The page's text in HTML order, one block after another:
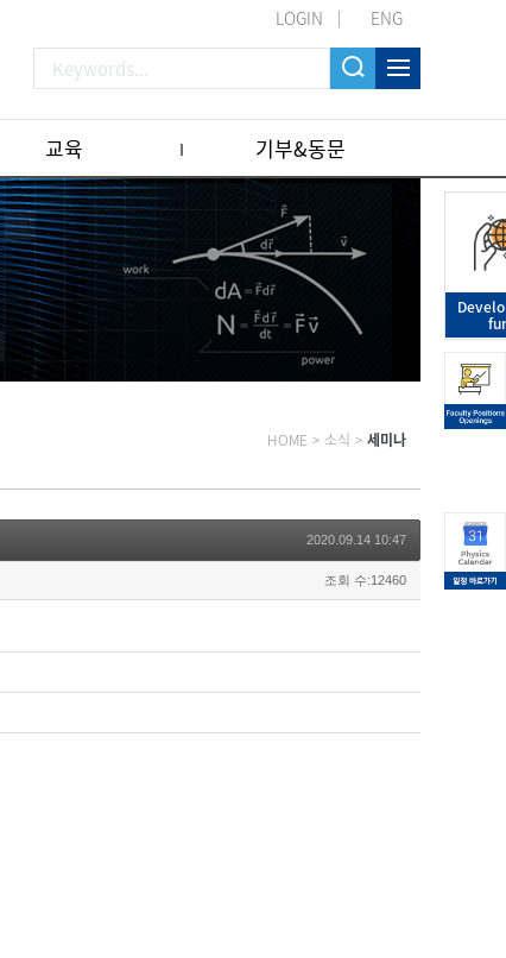
LOGIN ENG
교육 기부&동문
HOME > 소식 > 세미나
2020.09.14 10:47
조회 수:12460